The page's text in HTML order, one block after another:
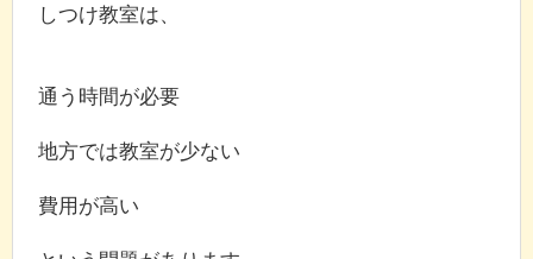
しつけ教室は、
通う時間が必要
地方では教室が少ない
費用が高い